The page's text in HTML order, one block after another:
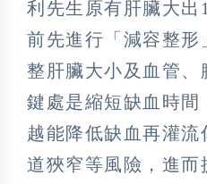
利先生原有肝臟大出
前先進行「減容整形
整肝臟大小及血管、
鍵處是縮短缺血時間
越能降低缺血再灌
道狹窄等風險，進而